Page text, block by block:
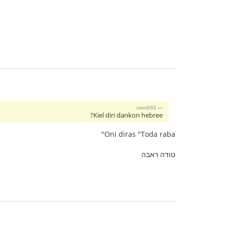
toni692:
Kiel diri dankon hebree?
Oni diras "Toda raba"
טודה ראבה